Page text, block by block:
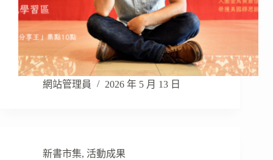
網站管理員 2026 年 5 月 13 日
新書市集, 活動成果